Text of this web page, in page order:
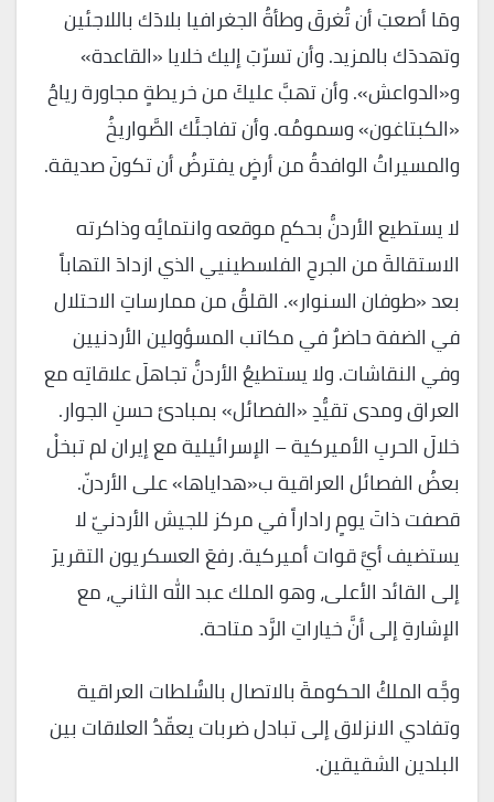
ومَا أصعبَ أن تُغرقَ وطأةُ الجغرافيا بلادَك باللاجئين
وتهددَك بالمزيد. وأن تسرّبَ إليك خلايا «القاعدة»
و«الدواعش». وأن تهبَّ عليكَ من خريطةٍ مجاورة رياحُ
«الكبتاغون» وسمومُه. وأن تفاجئَك الصَّواريخُ
والمسيراتُ الوافدةُ من أرضٍ يفترضُ أن تكونَ صديقة.
لا يستطيع الأردنُّ بحكمِ موقعه وانتمائِه وذاكرته
الاستقالةَ من الجرحِ الفلسطينيي الذي ازدادَ التهاباً
بعد «طوفان السنوار». القلقُ من ممارساتِ الاحتلال
في الضفة حاضرٌ في مكاتب المسؤولين الأردنيين
وفي النقاشات. ولا يستطيعُ الأردنُّ تجاهلَ علاقاتِه مع
العراق ومدى تقيُّدِ «الفصائل» بمبادئ حسنِ الجوار.
خلالَ الحربِ الأميركية – الإسرائيلية مع إيران لم تبخلْ
بعضُ الفصائل العراقية ب«هداياها» على الأردنّ.
قصفت ذاتَ يومٍ راداراً في مركز للجيش الأردنيّ لا
يستضيف أيَّ قوات أميركية. رفعَ العسكريون التقريرَ
إلى القائد الأعلى، وهو الملك عبد الله الثاني، مع
الإشارةِ إلى أنَّ خياراتِ الرَّد متاحة.
وجَّه الملكُ الحكومةَ بالاتصال بالسُّلطات العراقية
وتفادي الانزلاق إلى تبادل ضربات يعقّدُ العلاقات بين
البلدين الشقيقين.